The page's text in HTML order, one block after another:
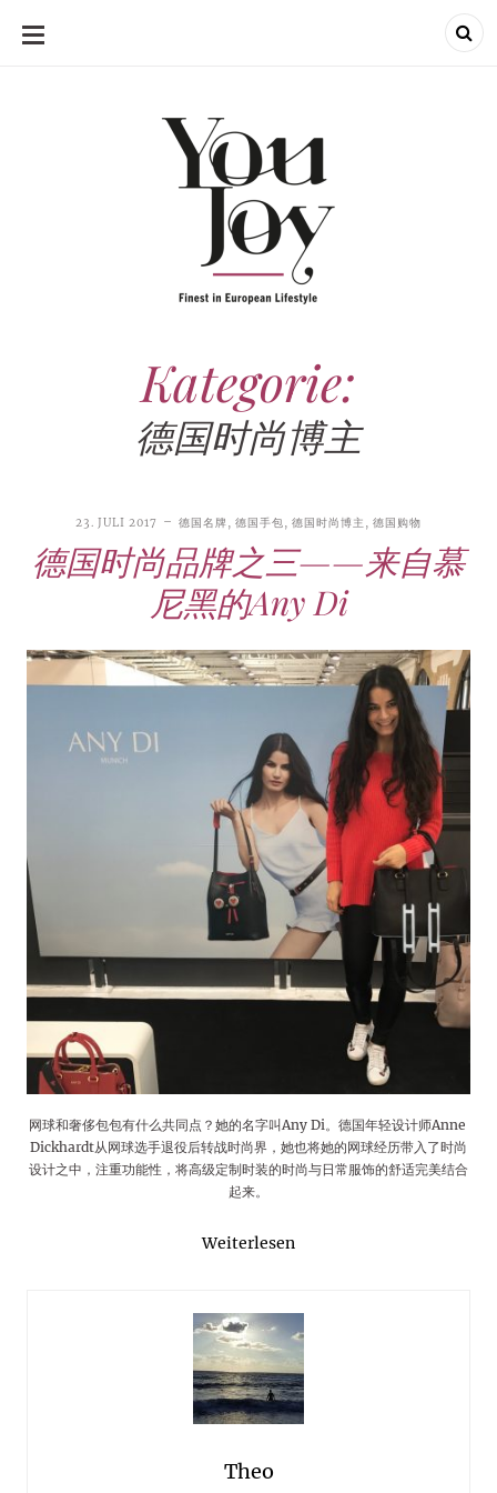
SKIP
Kategorie:
德国时尚博主
23. JULI 2017 德国名牌, 德国手包,德国时尚博主 ,德国购物
德国时尚品牌之三——来自慕
尼黑的Any Di
网球和奢侈包包有什么共同点？她的名字叫Any Di。德国年轻设计师Anne
Dickhardt从网球选手退役后转战时尚界，她也将她的网球经历带入了时尚
设计之中，注重功能性，将高级定制时装的时尚与日常服饰的舒适完美结合
起来。
Weiterlesen
Theo